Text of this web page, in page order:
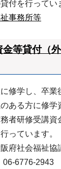
付を行ってい
事務所等
等貸付（
修学し、卒業
ある方に修学
者研修受講資
っています。
阪府社会福祉
6776-2943